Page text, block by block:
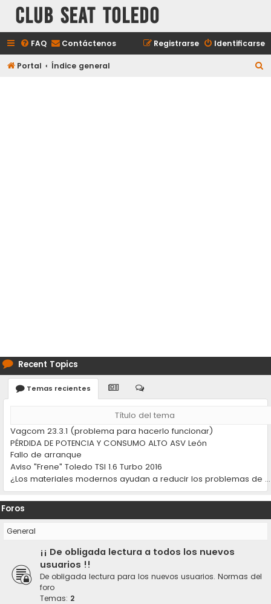
Club Seat Toledo
FAQ Contáctenos Identificarse
Registrarse
Portal Índice general
Recent Topics
Temas recientes
Título del tema
Vagcom 23.3.1 (problema para hacerlo funcionar)
PÉRDIDA DE POTENCIA Y CONSUMO ALTO ASV León
Fallo de arranque
Aviso "Frene" Toledo TSI 1.6 Turbo 2016
¿Los materiales modernos ayudan a reducir los problemas de desgaste en los coches?
Foros
General
¡¡ De obligada lectura a todos los nuevos
usuarios !!
De obligada lectura para los nuevos usuarios. Normas del
foro
Temas: 2